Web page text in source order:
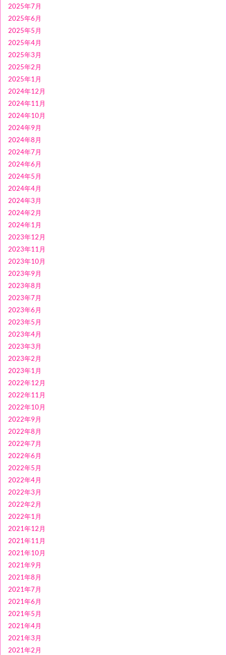
2025年7月
2025年6月
2025年5月
2025年4月
2025年3月
2025年2月
2025年1月
2024年12月
2024年11月
2024年10月
2024年9月
2024年8月
2024年7月
2024年6月
2024年5月
2024年4月
2024年3月
2024年2月
2024年1月
2023年12月
2023年11月
2023年10月
2023年9月
2023年8月
2023年7月
2023年6月
2023年5月
2023年4月
2023年3月
2023年2月
2023年1月
2022年12月
2022年11月
2022年10月
2022年9月
2022年8月
2022年7月
2022年6月
2022年5月
2022年4月
2022年3月
2022年2月
2022年1月
2021年12月
2021年11月
2021年10月
2021年9月
2021年8月
2021年7月
2021年6月
2021年5月
2021年4月
2021年3月
2021年2月